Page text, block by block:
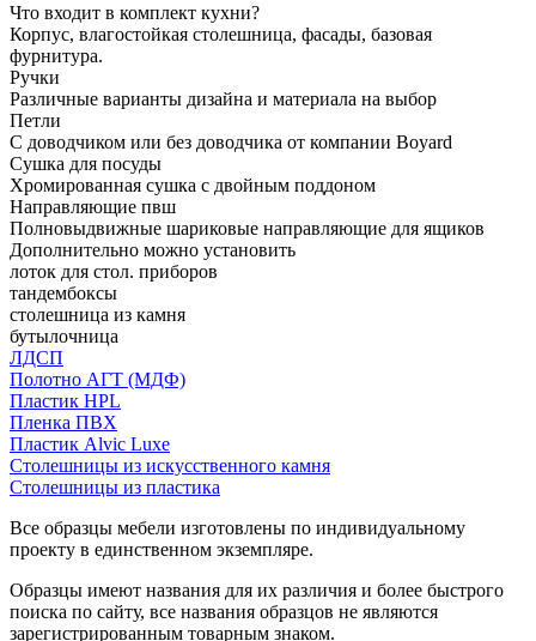
Что входит в комплект кухни?
Корпус, влагостойкая столешница, фасады, базовая
фурнитура.
Ручки
Различные варианты дизайна и материала на выбор
Петли
С доводчиком или без доводчика от компании Boyard
Сушка для посуды
Хромированная сушка с двойным поддоном
Направляющие пвш
Полновыдвижные шариковые направляющие для ящиков
Дополнительно можно установить
лоток для стол. приборов
тандембоксы
столешница из камня
бутылочница
ЛДСП
Полотно АГТ (МДФ)
Пластик HPL
Пленка ПВХ
Пластик Alvic Luxe
Столешницы из искусственного камня
Столешницы из пластика
Все образцы мебели изготовлены по индивидуальному
проекту в единственном экземпляре.
Образцы имеют названия для их различия и более быстрого
поиска по сайту, все названия образцов не являются
зарегистрированным товарным знаком.